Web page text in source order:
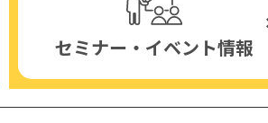
セミナー・イベント情報